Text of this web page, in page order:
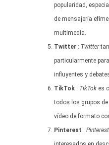
popularidad,
de mensajería
multimedia.
Twitter : Twitter
particularmente
influyentes y
TikTok : TikTok es
todos los grupos
vídeo de formato
Pinterest : Pinterest